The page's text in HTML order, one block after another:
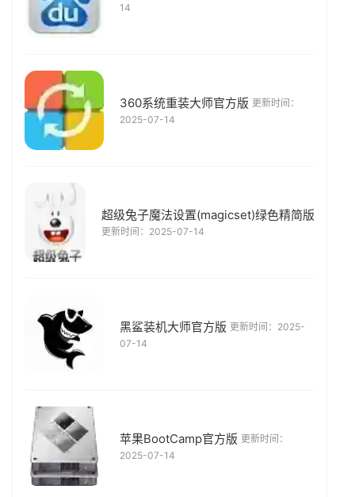
14
360系统重装大师官方版 更新时间：
2025-07-14
超级兔子魔法设置(magicset)绿色精简版
更新时间：2025-07-14
黑鲨装机大师官方版 更新时间：2025-
07-14
苹果BootCamp官方版 更新时间：
2025-07-14